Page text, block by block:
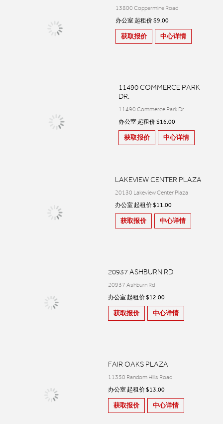
13800 Coppermine Road
办公室 起租价 $9.00
获取报价 中心详情
11490 COMMERCE PARK
DR.
11490 Commerce Park Dr.
办公室 起租价 $16.00
获取报价 中心详情
LAKEVIEW CENTER PLAZA
20130 Lakeview Center Plaza
办公室 起租价 $11.00
获取报价 中心详情
20937 ASHBURN RD
20937 Ashburn Rd
办公室 起租价 $12.00
获取报价 中心详情
FAIR OAKS PLAZA
11350 Random Hills Road
办公室 起租价 $13.00
获取报价 中心详情